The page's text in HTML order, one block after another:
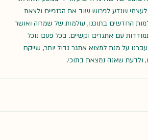
לעצמי שנדע לפרוש שוב את הכנפיים ולצאת
החדשים בתוכנו, עולמות של שמחה ואושר
עם אתגרים וקשיים. בכל פעם נוכל
על מנת למצוא אתגר גדול יותר, שייקח
ולדעת שאנה נמצאת בתוכי.